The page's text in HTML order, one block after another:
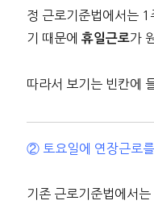
정 근로기준법에서는 1
기 때문에 휴일근로가
따라서 보기는 빈칸에
② 토요일에 연장근로
기존 근로기준법에서